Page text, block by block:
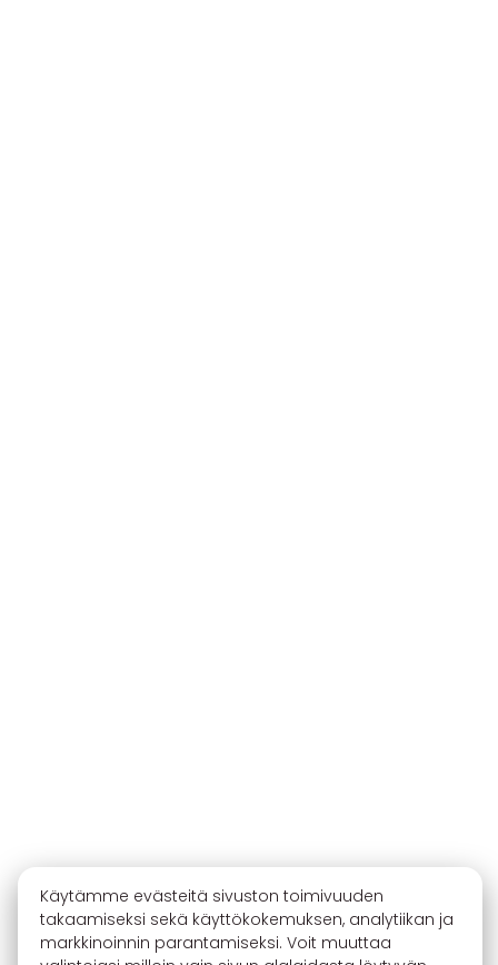
Käytämme evästeitä sivuston toimivuuden
takaamiseksi sekä käyttökokemuksen, analytiikan ja
markkinoinnin parantamiseksi. Voit muuttaa